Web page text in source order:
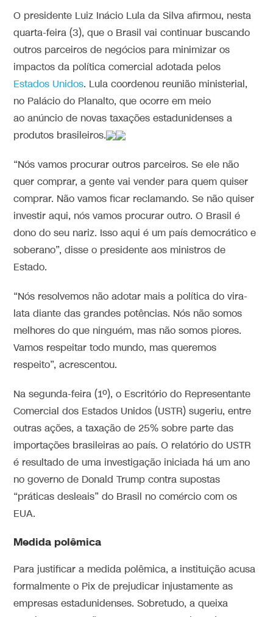
O presidente Luiz Inácio Lula da Silva afirmou, nesta
quarta-feira (3), que o Brasil vai continuar buscando
outros parceiros de negócios para minimizar os
impactos da política comercial adotada pelos
Estados Unidos. Lula coordenou reunião ministerial,
no Palácio do Planalto, que ocorre em meio
ao anúncio de novas taxações estadunidenses a
produtos brasileiros.
“Nós vamos procurar outros parceiros. Se ele não
quer comprar, a gente vai vender para quem quiser
comprar. Não vamos ficar reclamando. Se não quiser
investir aqui, nós vamos procurar outro. O Brasil é
dono do seu nariz. Isso aqui é um país democrático e
soberano”, disse o presidente aos ministros de
Estado.
“Nós resolvemos não adotar mais a política do vira-
lata diante das grandes potências. Nós não somos
melhores do que ninguém, mas não somos piores.
Vamos respeitar todo mundo, mas queremos
respeito”, acrescentou.
Na segunda-feira (1º), o Escritório do Representante
Comercial dos Estados Unidos (USTR) sugeriu, entre
outras ações, a taxação de 25% sobre parte das
importações brasileiras ao país. O relatório do USTR
é resultado de uma investigação iniciada há um ano
no governo de Donald Trump contra supostas
“práticas desleais” do Brasil no comércio com os
EUA.
Medida polêmica
Para justificar a medida polêmica, a instituição acusa
formalmente o Pix de prejudicar injustamente as
empresas estadunidenses. Sobretudo, a queixa